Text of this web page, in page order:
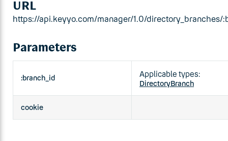
URL
https://api.keyyo.com/manager/1.0/directory_branches/
Parameters
:branch_id Applicable types:
DirectoryBranch
cookie